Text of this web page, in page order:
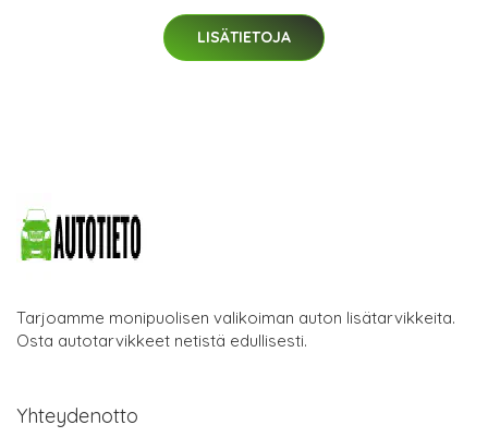
LISÄTIETOJA
Tarjoamme monipuolisen valikoiman auton lisätarvikkeita.
Osta autotarvikkeet netistä edullisesti.
Yhteydenotto